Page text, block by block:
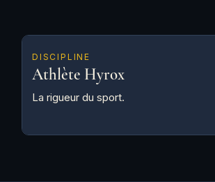
DISCIPLINE
Athlète Hyrox
La rigueur du sport.